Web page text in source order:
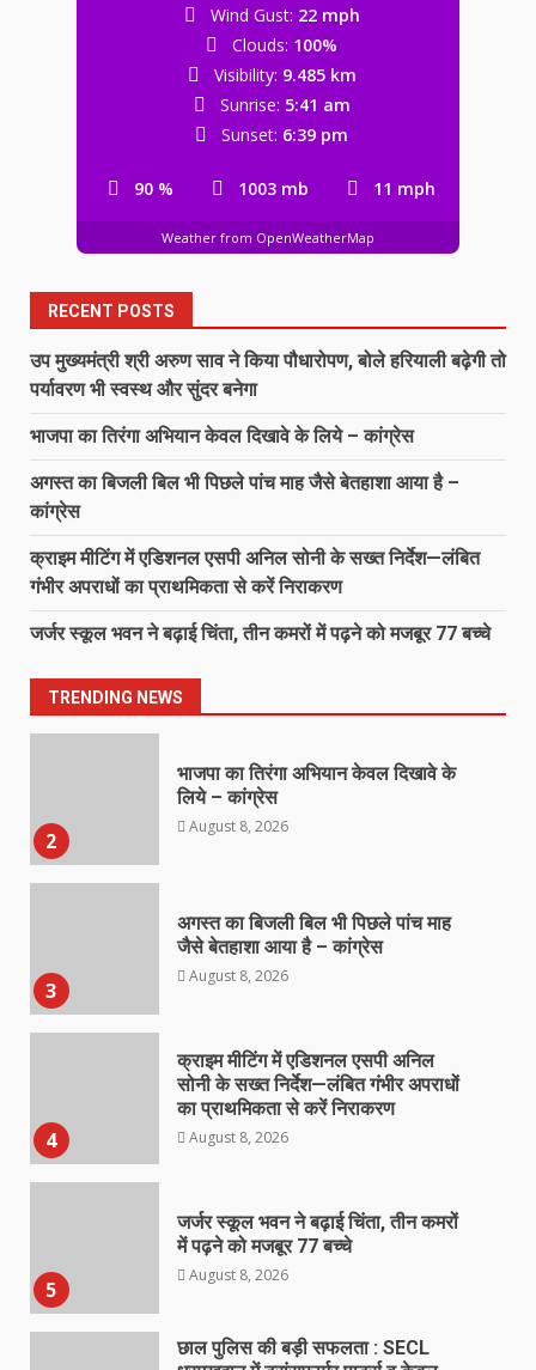
90 % 1003 mb 11 mph
Wind Gust: 22 mph
Clouds: 100%
Visibility: 9.485 km
Sunrise: 5:41 am
Sunset: 6:39 pm
Weather from OpenWeatherMap
RECENT POSTS
उप मुख्यमंत्री श्री अरुण साव ने किया पौधारोपण, बोले हरियाली बढ़ेगी तो
पर्यावरण भी स्वस्थ और सुंदर बनेगा
भाजपा का तिरंगा अभियान केवल दिखावे के लिये – कांग्रेस
अगस्त का बिजली बिल भी पिछले पांच माह जैसे बेतहाशा आया है –
कांग्रेस
क्राइम मीटिंग में एडिशनल एसपी अनिल सोनी के सख्त निर्देश—लंबित
गंभीर अपराधों का प्राथमिकता से करें निराकरण
जर्जर स्कूल भवन ने बढ़ाई चिंता, तीन कमरों में पढ़ने को मजबूर 77 बच्चे
TRENDING NEWS
क्राइम मीटिंग में एडिशनल एसपी अनिल
सोनी के सख्त निर्देश—लंबित गंभीर अपराधों
August 8, 2026
में पढ़ने को मजबूर 77 बच्चे
6
धरमखदान में ट्रांसफार्मर पार्ट्स व केबल
चोरी का 24 घंटे में खुलासा, 6 आरोपी
गिरफ्तार, ₹3 लाख का मशरूका बरामद
August 8, 2026
7
घायल व्यक्ति को डायल-112 की त्वरित
सहायता से समय पर अस्पताल पहुंचाकर
August 8, 2026
1
उप मुख्यमंत्री श्री अरुण साव ने किया
पौधारोपण, बोले हरियाली बढ़ेगी तो पर्यावरण
2
भाजपा का तिरंगा अभियान केवल दिखावे के
लिये – कांग्रेस
August 8, 2026
3
अगस्त का बिजली बिल भी पिछले पांच माह
जैसे बेतहाशा आया है – कांग्रेस
August 8, 2026
4
क्राइम मीटिंग में एडिशनल एसपी अनिल
सोनी के सख्त निर्देश—लंबित गंभीर अपराधों
का प्राथमिकता से करें निराकरण
August 8, 2026
5
जर्जर स्कूल भवन ने बढ़ाई चिंता, तीन कमरों
में पढ़ने को मजबूर 77 बच्चे
August 8, 2026
छाल पुलिस की बड़ी सफलता : SECL